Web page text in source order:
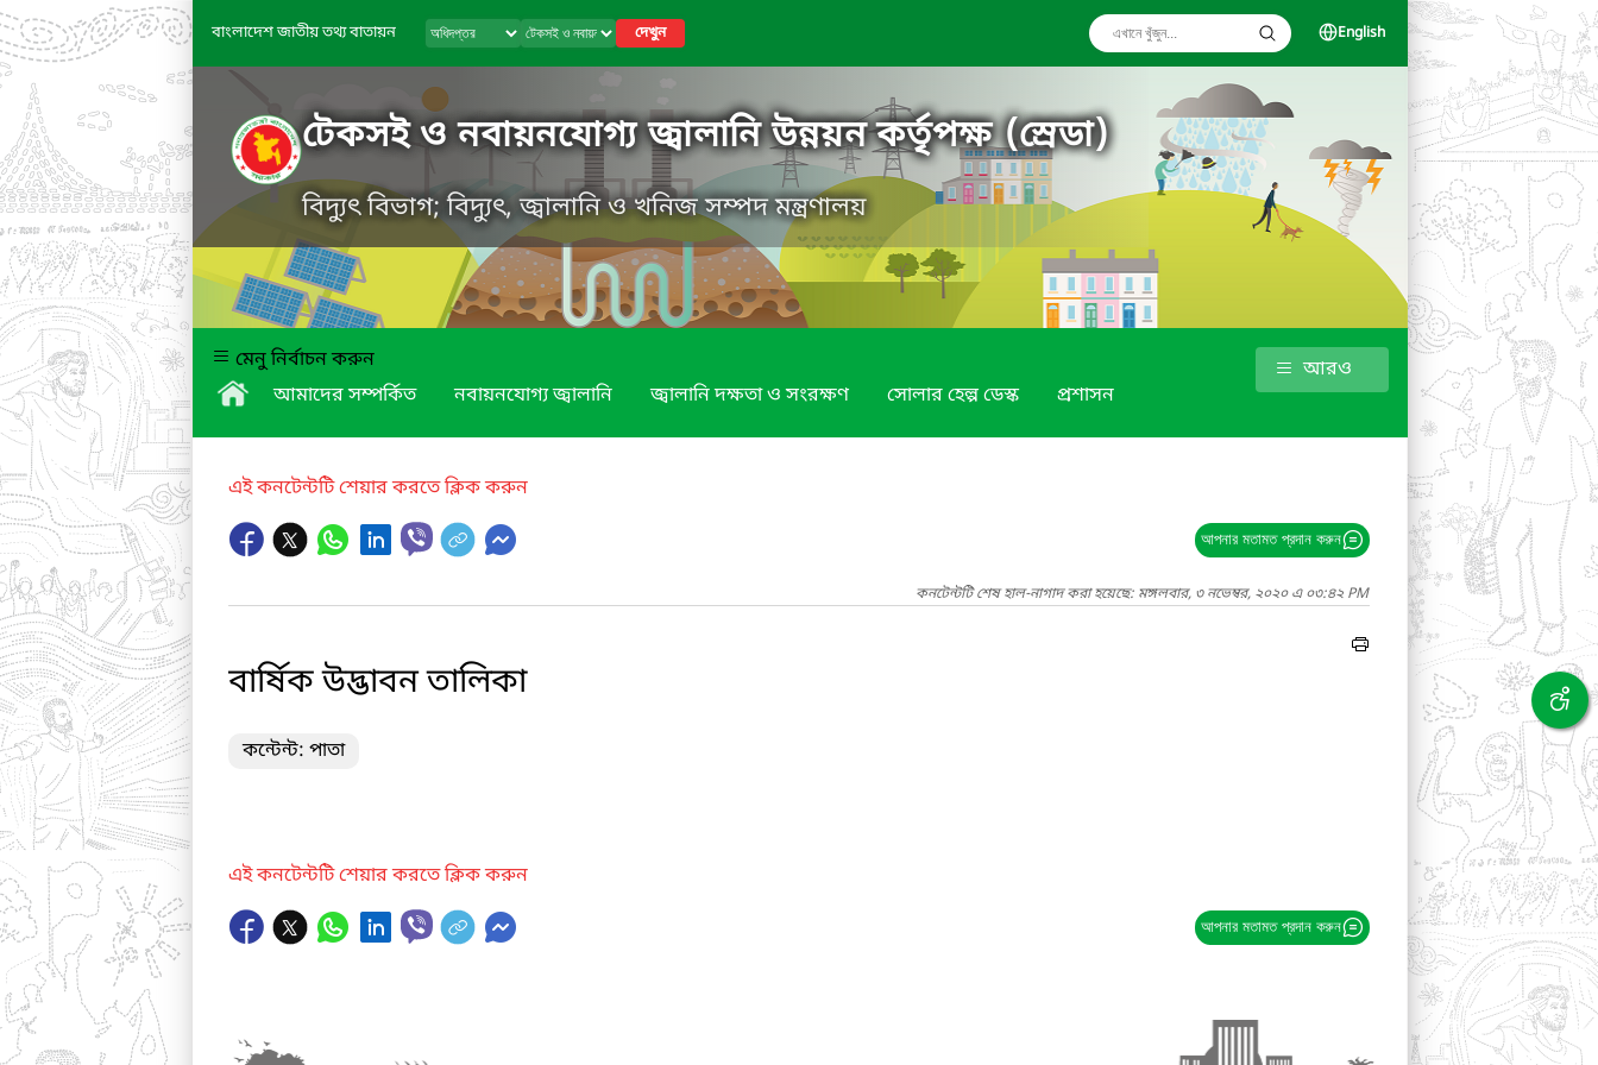
বাংলাদেশ জাতীয় তথ্য বাতায়ন দেখুন English
টেকসই ও নবায়নযোগ্য জ্বালানি উন্নয়ন কর্তৃপক্ষ (স্রেডা)
বিদ্যুৎ বিভাগ; বিদ্যুৎ, জ্বালানি ও খনিজ সম্পদ মন্ত্রণালয়
মেনু নির্বাচন করুন
আমাদের সম্পর্কিত
নবায়নযোগ্য জ্বালানি জ্বালানি দক্ষতা ও সংরক্ষণ সোলার হেল্প ডেস্ক প্রশাসন
আরও
এই কনটেন্টটি শেয়ার করতে ক্লিক করুন
আপনার মতামত প্রদান করুন
কনটেন্টটি শেষ হাল-নাগাদ করা হয়েছে: মঙ্গলবার, ৩ নভেম্বর, ২০২০ এ ০৩:৪২ PM
বার্ষিক উদ্ভাবন তালিকা
কন্টেন্ট: পাতা
এই কনটেন্টটি শেয়ার করতে ক্লিক করুন
আপনার মতামত প্রদান করুন